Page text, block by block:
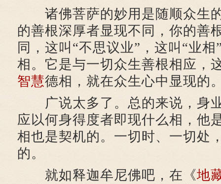
诸佛菩萨的妙用是随顺众生
的善根深厚者显现不同，你的善
同，这叫“不思议业”，这叫“业
相。它是与一切众生善根相应，
智慧德相，就在众生心中显现的
广说太多了。总的来说，身
应以何身得度者即现什么相，他
相也是契机的。一切时、一切处
的。
就如释迦牟尼佛吧，在《地